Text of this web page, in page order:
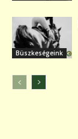
Büszkeségeink